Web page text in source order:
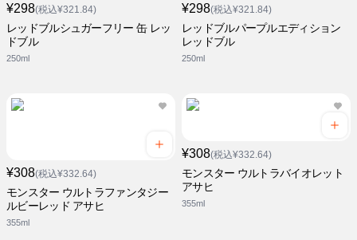
¥298(税込¥321.84)
レッドブルシュガーフリー 缶 レッ
ドブル
250ml
¥298(税込¥321.84)
レッドブルパープルエディション
レッドブル
250ml
¥308(税込¥332.64)
モンスター ウルトラファンタジー
ルビーレッド アサヒ
355ml
¥308(税込¥332.64)
モンスター ウルトラバイオレット
アサヒ
355ml